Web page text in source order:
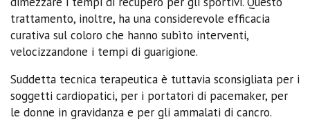
trattamento, inoltre, ha una considerevole efficacia
curativa sul coloro che hanno subìto interventi,
velocizzandone i tempi di guarigione.
Suddetta tecnica terapeutica è tuttavia sconsigliata per i
soggetti cardiopatici, per i portatori di pacemaker, per
le donne in gravidanza e per gli ammalati di cancro.